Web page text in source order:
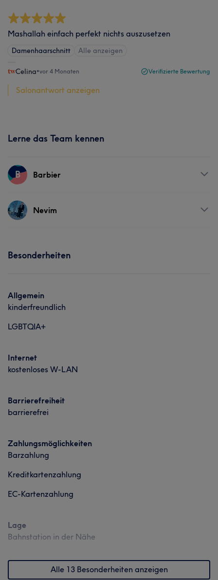
Mashallah einfach perfekt nichts auszusetzen
Damenhaarschnitt Alle anzeigen
Celina•vor 4 Monaten Verifizierte Bewertung
Salonantwort anzeigen
Lerne das Team kennen
B Barbier
ServicesNevim
Portfolio
Besonderheiten
Allgemein
kinderfreundlich
LGBTQIA+
Internet
kostenloses W-LAN
Barrierefreiheit
barrierefrei
Zahlungsmöglichkeiten
Barzahlung
Kreditkartenzahlung
EC-Kartenzahlung
Lage
Bahnstation in der Nähe
Alle 13 Besonderheiten anzeigen